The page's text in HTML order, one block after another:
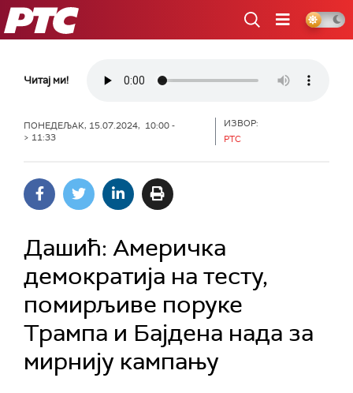
РТС
Читај ми!
ПОНЕДЕЉАК, 15.07.2024, 10:00 -
> 11:33
ИЗВОР:
РТС
Дашић: Америчка
демократија на тесту,
помирљиве поруке
Трампа и Бајдена нада за
мирнију кампању